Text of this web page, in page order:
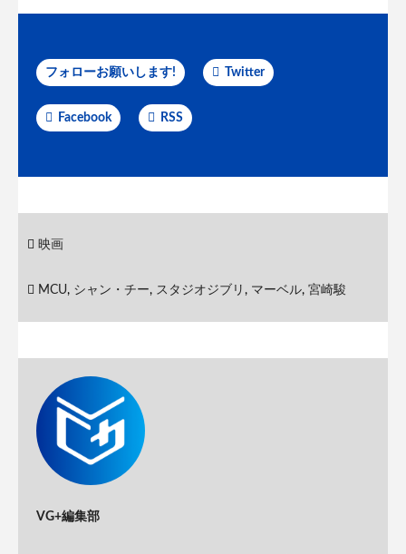
フォローお願いします! Twitter
Facebook RSS
映画
MCU, シャン・チー, スタジオジブリ , マーベル, 宮崎駿
VG+編集部